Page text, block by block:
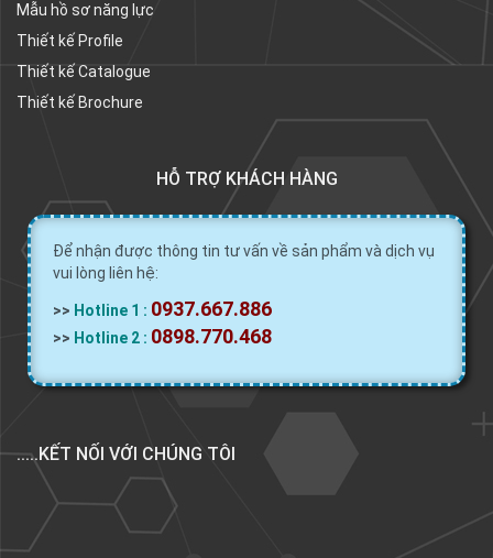
Mẫu hồ sơ năng lực
Thiết kế Profile
Thiết kế Catalogue
Thiết kế Brochure
HỖ TRỢ KHÁCH HÀNG
Để nhận được thông tin tư vấn về sản phẩm và dịch vụ
vui lòng liên hệ:
>> Hotline 1 : 0937.667.886
>> Hotline 2 : 0898.770.468
.....KẾT NỐI VỚI CHÚNG TÔI